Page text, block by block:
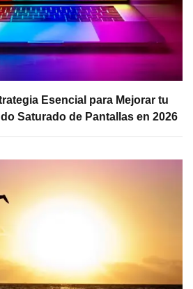
Esencial para Mejorar tu
Saturado de Pantallas en 2026